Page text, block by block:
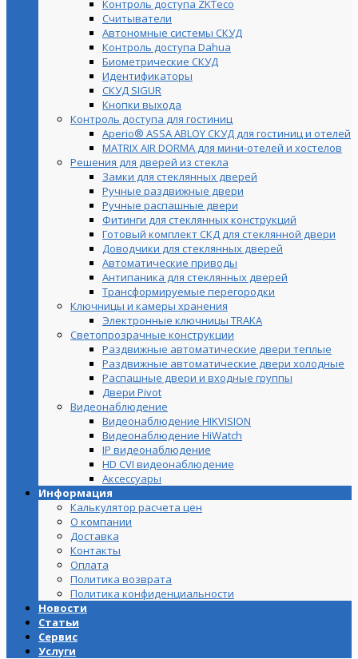
Контроль доступа ZKTeco
Считыватели
Автономные системы СКУД
Контроль доступа Dahua
Биометрические СКУД
Идентификаторы
СКУД SIGUR
Кнопки выхода
Контроль доступа для гостиниц
Aperio® ASSA ABLOY СКУД для гостиниц и отелей
MATRIX AIR DORMA для мини-отелей и хостелов
Решения для дверей из стекла
Замки для стеклянных дверей
Ручные раздвижные двери
Ручные распашные двери
Фитинги для стеклянных конструкций
Готовый комплект СКД для стеклянной двери
Доводчики для стеклянных дверей
Автоматические приводы
Антипаника для стеклянных дверей
Трансформируемые перегородки
Ключницы и камеры хранения
Электронные ключницы TRAKA
Светопрозрачные конструкции
Раздвижные автоматические двери теплые
Раздвижные автоматические двери холодные
Распашные двери и входные группы
Двери Pivot
Видеонаблюдение
Видеонаблюдение HIKVISION
Видеонаблюдение HiWatch
IP видеонаблюдение
HD CVI видеонаблюдение
Аксессуары
Информация
Калькулятор расчета цен
О компании
Доставка
Контакты
Оплата
Политика возврата
Политика конфиденциальности
Новости
Статьи
Сервис
Услуги